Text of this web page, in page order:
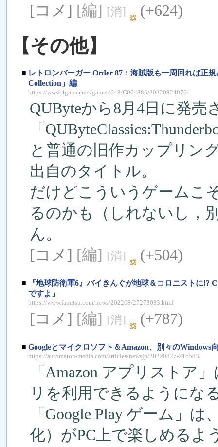
[コメ] [編] [消] (+624)
【その他】
■ レトロンバーガー Order 87：海賊版も一周回れば正
Collection」編
https://www.4gamer.net/games/648/G064886/20220824076/
QUByteから8月4日に発売
「
と普通の旧作カップリン
出自のタイトル。
だけどこういうゲームこ
るのかも（しれないし，
ん。
[コメ] [編] [消] (+504)
■
『地球防衛軍6』バイきんぐが地球＆コロニストに
ですよ」
https://www.famitsu.com/news/202208/27273033.html
[コメ] [編] [消] (+787)
■ Googleとマイクロソフト＆Amazon、別々の
https://automaton-media.com/articles/newsjp/20220827-216583/
「Amazon アプリストア
リを利用できるようにな
「Google Play ゲーム」
化）がPC上で楽しめるよ